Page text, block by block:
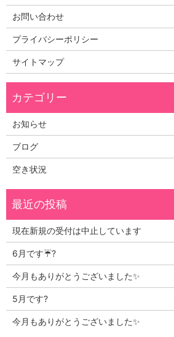
お問い合わせ
プライバシーポリシー
サイトマップ
お知らせ
ブログ
空き状況
現在新規の受付は中止しています
6月です☔?
今月もありがとうございました✨
5月です?
今月もありがとうございました✨